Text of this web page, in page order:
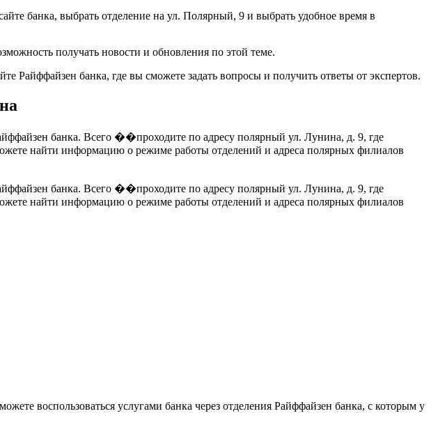
банка, выбрать отделение на ул. Полярный, 9 и выбрать удобное время в
получать новости и обновления по этой теме.
Райффайзен банка, где вы сможете задать вопросы и получить ответы от экспертов.
банка. Всего ��проходите по адресу полярный ул. Лунина, д. 9, где
найти информацию о режиме работы отделений и адреса полярных филиалов
банка. Всего ��проходите по адресу полярный ул. Лунина, д. 9, где
найти информацию о режиме работы отделений и адреса полярных филиалов
воспользоваться услугами банка через отделения Райффайзен банка, с которым у